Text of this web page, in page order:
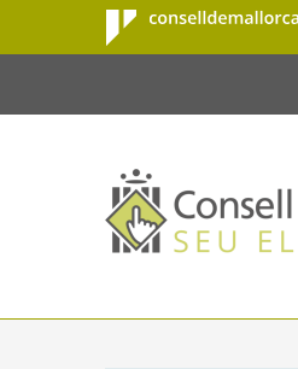
Salta al contingut principal
Consell de
Mallorca